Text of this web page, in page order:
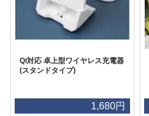
Qi対応 卓上型ワイヤレス充電器
(スタンドタイプ)
1,680円